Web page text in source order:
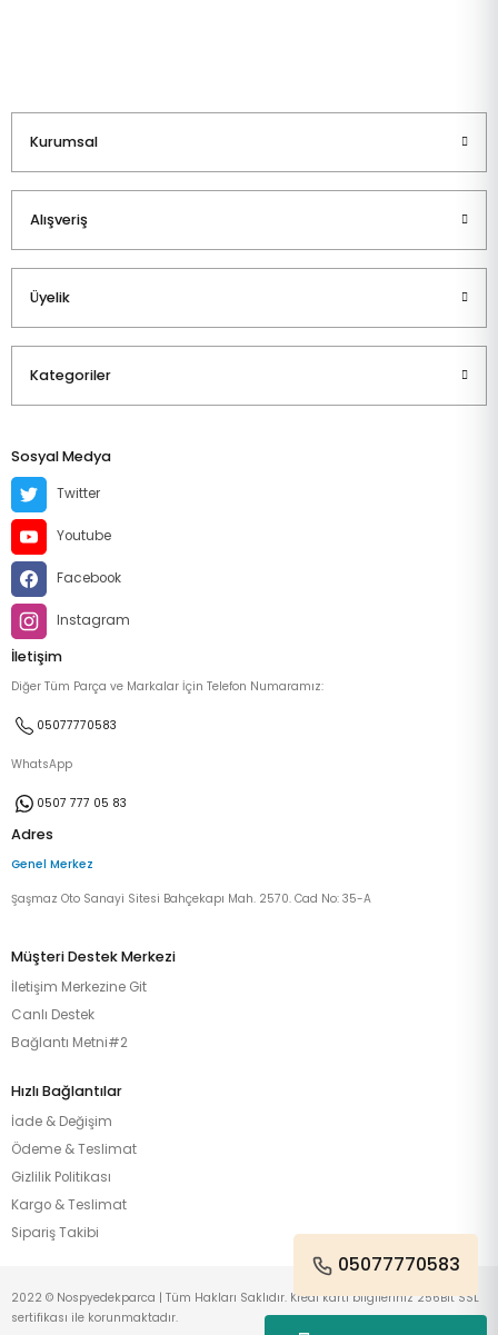
Kurumsal
Alışveriş
Üyelik
Kategoriler
Sosyal Medya
Twitter
Youtube
Facebook
Instagram
İletişim
Diğer Tüm Parça ve Markalar İçin Telefon Numaramız:
05077770583
WhatsApp
0507 777 05 83
Adres
Genel Merkez
Şaşmaz Oto Sanayi Sitesi Bahçekapı Mah. 2570. Cad No: 35-A
Müşteri Destek Merkezi
İletişim Merkezine Git
Canlı Destek
Bağlantı Metni#2
Hızlı Bağlantılar
İade & Değişim
Ödeme & Teslimat
Gizlilik Politikası
Kargo & Teslimat
Sipariş Takibi
05077770583
2022 © Nospyedekparca | Tüm Hakları Saklıdır. Kredi kartı bilgileriniz 256Bit SSL
sertifikası ile korunmaktadır.